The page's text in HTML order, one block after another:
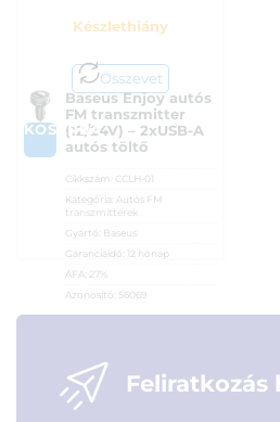
Készlethiány
Összevet
KOSÁRBA
Baseus Enjoy autós
FM transzmitter
(12/24V) – 2xUSB-A
autós töltő
Cikkszám: CCLH-01
Kategória:Autós FM
transzmitterek
Gyártó: Baseus
Garanciaidő: 12 hónap
ÁFA: 27%
Azonosító: 56069
Feliratkozás